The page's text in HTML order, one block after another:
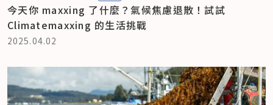
今天你 maxxing 了什麼？氣候焦慮退散！試試
Climatemaxxing 的生活挑戰
2025.04.02